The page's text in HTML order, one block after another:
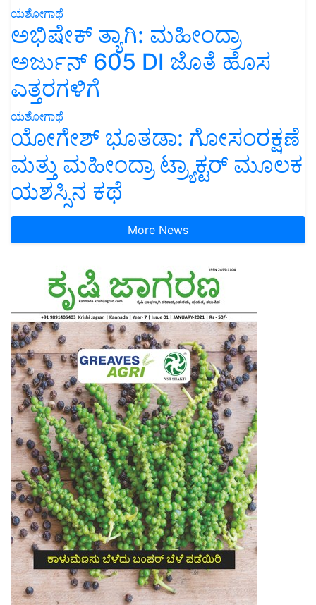
ಯಶೋಗಾಥೆ
ಅಭಿಷೇಕ್ ತ್ಯಾಗಿ: ಮಹೀಂದ್ರಾ
ಅರ್ಜುನ್ 605 DI ಜೊತೆ ಹೊಸ
ಎತ್ತರಗಳಿಗೆ
ಯಶೋಗಾಥೆ
ಯೋಗೇಶ್ ಭೂತಡಾ: ಗೋಸಂರಕ್ಷಣೆ
ಮತ್ತು ಮಹೀಂದ್ರಾ ಟ್ರ್ಯಾಕ್ಟರ್ ಮೂಲಕ
ಯಶಸ್ಸಿನ ಕಥೆ
More News